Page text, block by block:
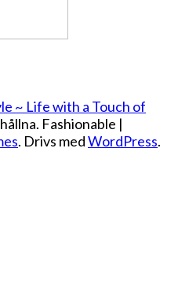
~ Life with a Touch of
Fashionable |
. Drivs medWordPress.